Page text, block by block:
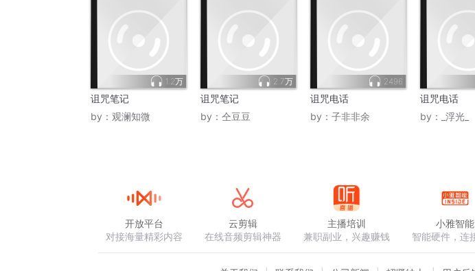
1.2万
诅咒笔记
by： 观澜知微
2.7万
诅咒笔记
by： 仝豆豆
2496
诅咒电话
by： 子非非余
诅咒电话
by：
_浮光_
开放平台
对接海量精彩内容
云剪辑
在线音频剪辑神器
主播培训
兼职副业，兴趣赚钱
小雅智能
智能硬件，连